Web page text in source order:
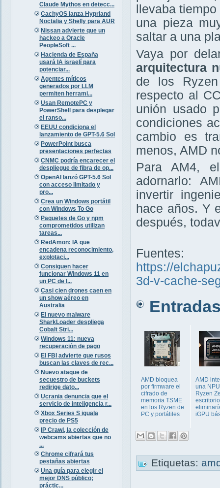
Claude Mythos en detecc...
CachyOS lanza Hyprland
Noctalia y Shelly para AUR
Nissan advierte que un
hackeo a Oracle
PeopleSoft ...
Hacienda de España
usará IA israelí para
potenciar...
Agentes míticos
generados por LLM
permiten herrami...
Usan RemotePC y
PowerShell para desplegar
el ranso...
EEUU condiciona el
lanzamiento de GPT-5.6 Sol
PowerPoint busca
presentaciones perfectas
CNMC podría encarecer el
despliegue de fibra de op...
OpenAI lanzó GPT-5.6 Sol
con acceso limitado y
pro...
Crea un Windows portátil
con Windows To Go
Paquetes de Go y npm
comprometidos utilizan
tareas...
RedAmon: IA que
encadena reconocimiento,
explotaci...
Consiguen hacer
funcionar Windows 11 en
un PC de l...
Casi cien drones caen en
un show aéreo en
Australia
El nuevo malware
SharkLoader despliega
Cobalt Stri...
Windows 11: nueva
recuperación de pago
El FBI advierte que rusos
buscan las claves de rec...
Nuevo ataque de
secuestro de buckets
redirige dato...
Ucrania denuncia que el
servicio de inteligencia r...
Xbox Series S iguala
precio de PS5
IP Crawl, la colección de
webcams abiertas que no
...
Chrome cifrará tus
pestañas abiertas
Una guía para elegir el
mejor DNS público;
práctic...
llevaba
una pieza
saltar a una
Vaya por
arquitectura
de los
respecto al
unión usado
condiciones
cambio es
menos, AMD
Para AM4,
adornarlo:
invertir
hace años. Y
después,
Fuentes:
https://
3d-v-cache-
Entradas
AMD bloquea
por firmware el
cifrado de
memoria TSME
en los Ryzen de
PC y portátiles
AMD
una
Ryzen
iGPU
Etiquetas: